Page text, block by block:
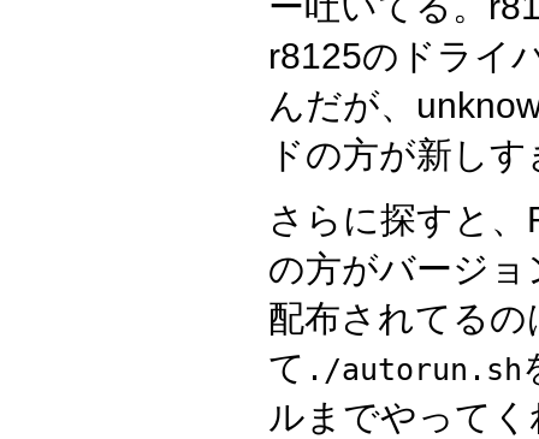
r8125のドライ
んだが、
ドの方が新し
さらに探すと
の方がバージ
配布されてる
て ./autorun.sh
ルまでやって